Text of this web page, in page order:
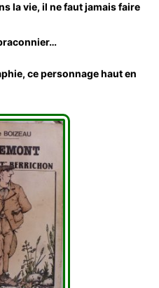
la vie, il ne faut jamais faire
ce personnage haut en